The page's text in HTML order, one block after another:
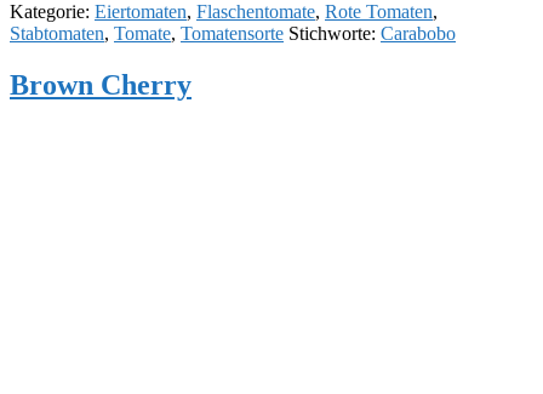
Kategorie: Eiertomaten, Flaschentomate, Rote Tomaten,
Stabtomaten, Tomate, Tomatensorte Stichworte: Carabobo
Brown Cherry